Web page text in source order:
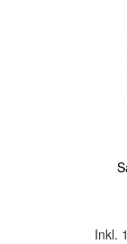
Inkl.